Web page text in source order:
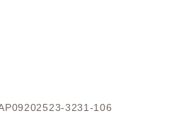
3231-106